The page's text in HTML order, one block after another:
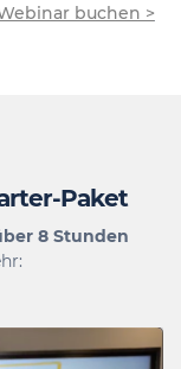
buchen >
Paket
8 Stunden